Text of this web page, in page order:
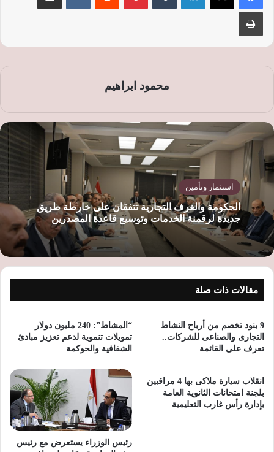
محمود ابراهيم
استثمار وتأمين
الحكومة والغرف التجارية تتفقان على خارطة طريق
جديدة لرقمنة الخدمات وتوسيع قاعدة المصدرين
مقالات ذات صلة
9 بنود تخصم من أرباح النشاط
التجارى والصناعى للشركات..
تعرف على القائمة
“المشاط”: 240 مليون دولار
تمويلات تنموية لدعم تعزيز مبادئ
الشفافية والحوكمة
انقلاب سيارة ملاكى بها 4 مراقبين
بلجنة امتحانات الثانوية العامة
بإدارة رأس غارب التعليمية
رئيس الوزراء يستعرض مع رئيس